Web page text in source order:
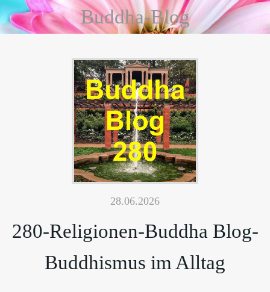
Buddha-Blog
28.06.2026
280-Religionen-Buddha Blog-
Buddhismus im Alltag